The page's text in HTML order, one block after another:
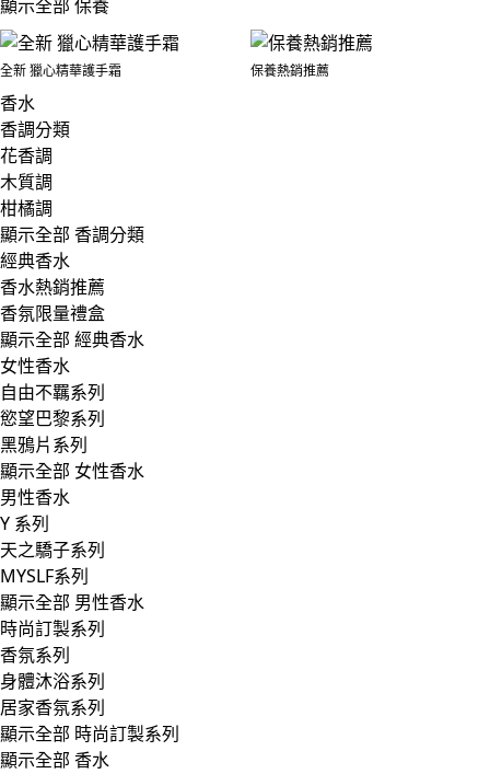
顯示全部 保養
全新 獵心精華護手霜 保養熱銷推薦
香水
香調分類
花香調
木質調
柑橘調
顯示全部 香調分類
經典香水
香水熱銷推薦
香氛限量禮盒
顯示全部 經典香水
女性香水
自由不羈系列
慾望巴黎系列
黑鴉片系列
顯示全部 女性香水
男性香水
Y 系列
天之驕子系列
MYSLF系列
顯示全部 男性香水
時尚訂製系列
香氛系列
身體沐浴系列
居家香氛系列
顯示全部 時尚訂製系列
顯示全部 香水